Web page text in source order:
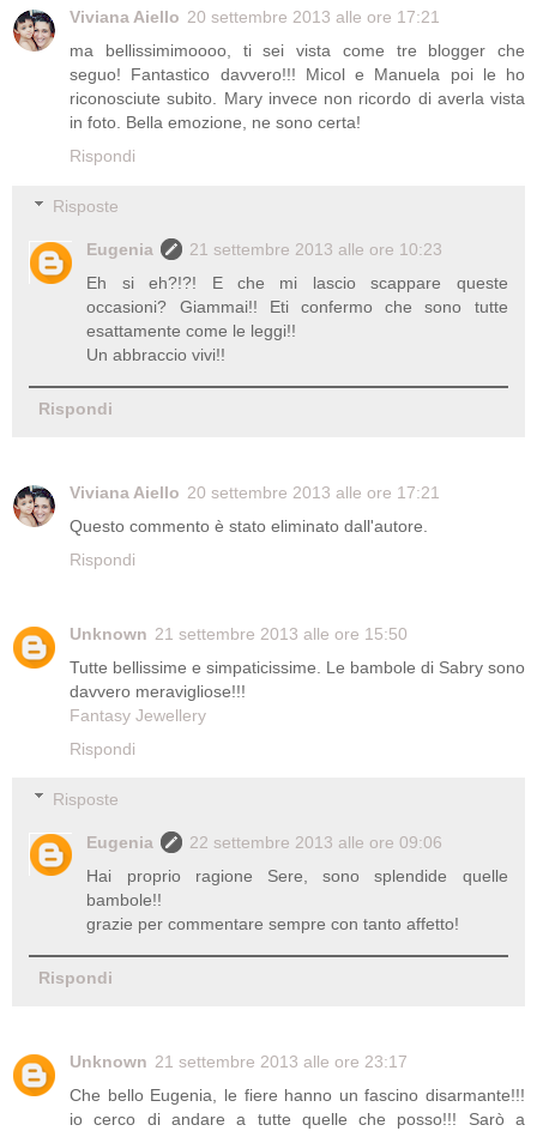
Viviana Aiello 20 settembre 2013 alle ore 17:21
ma bellissimimoooo, ti sei vista come tre blogger che
seguo! Fantastico davvero!!! Micol e Manuela poi le ho
riconosciute subito. Mary invece non ricordo di averla vista
in foto. Bella emozione, ne sono certa!
Rispondi
Risposte
Eugenia
21 settembre 2013 alle ore 10:23
Eh si eh?!?! E che mi lascio scappare queste
occasioni? Giammai!! Eti confermo che sono tutte
esattamente come le leggi!!
Un abbraccio vivi!!
Rispondi
Viviana Aiello 20 settembre 2013 alle ore 17:21
Questo commento è stato eliminato dall'autore.
Rispondi
Unknown 21 settembre 2013 alle ore 15:50
Tutte bellissime e simpaticissime. Le bambole di Sabry sono
davvero meravigliose!!!
Fantasy Jewellery
Rispondi
Risposte
Eugenia
22 settembre 2013 alle ore 09:06
Hai proprio ragione Sere, sono splendide quelle
bambole!!
grazie per commentare sempre con tanto affetto!
Rispondi
Unknown 21 settembre 2013 alle ore 23:17
Che bello Eugenia, le fiere hanno un fascino disarmante!!!
io cerco di andare a tutte quelle che posso!!! Sarò a